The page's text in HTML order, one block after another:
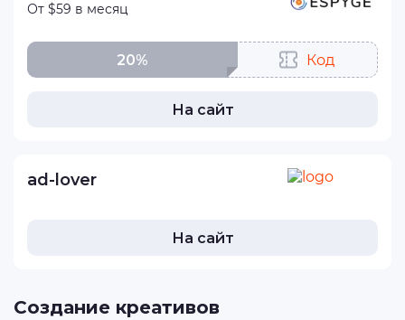
От $59 в месяц
20% Код
На сайт
ad-lover
На сайт
Создание креативов